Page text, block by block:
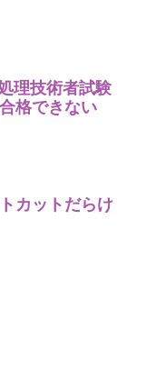
理技術者試験
格できない
カットだらけ